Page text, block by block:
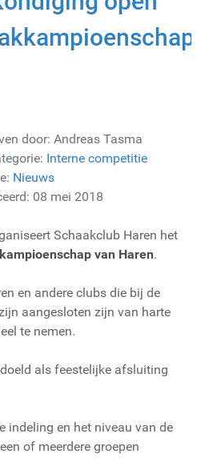
door: Andreas Tasma
Interne competitie
Nieuws
08 mei 2018
Schaakclub Haren het
van Haren.
en andere clubs die bij de
aangesloten zijn van harte
te nemen.
als feestelijke afsluiting
indeling en het niveau van de
of meerdere groepen